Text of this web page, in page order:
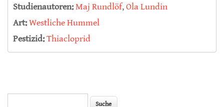
Studienautoren:Maj Rundlöf,Ola Lundin
Art:Westliche Hummel
Pestizid:Thiacloprid